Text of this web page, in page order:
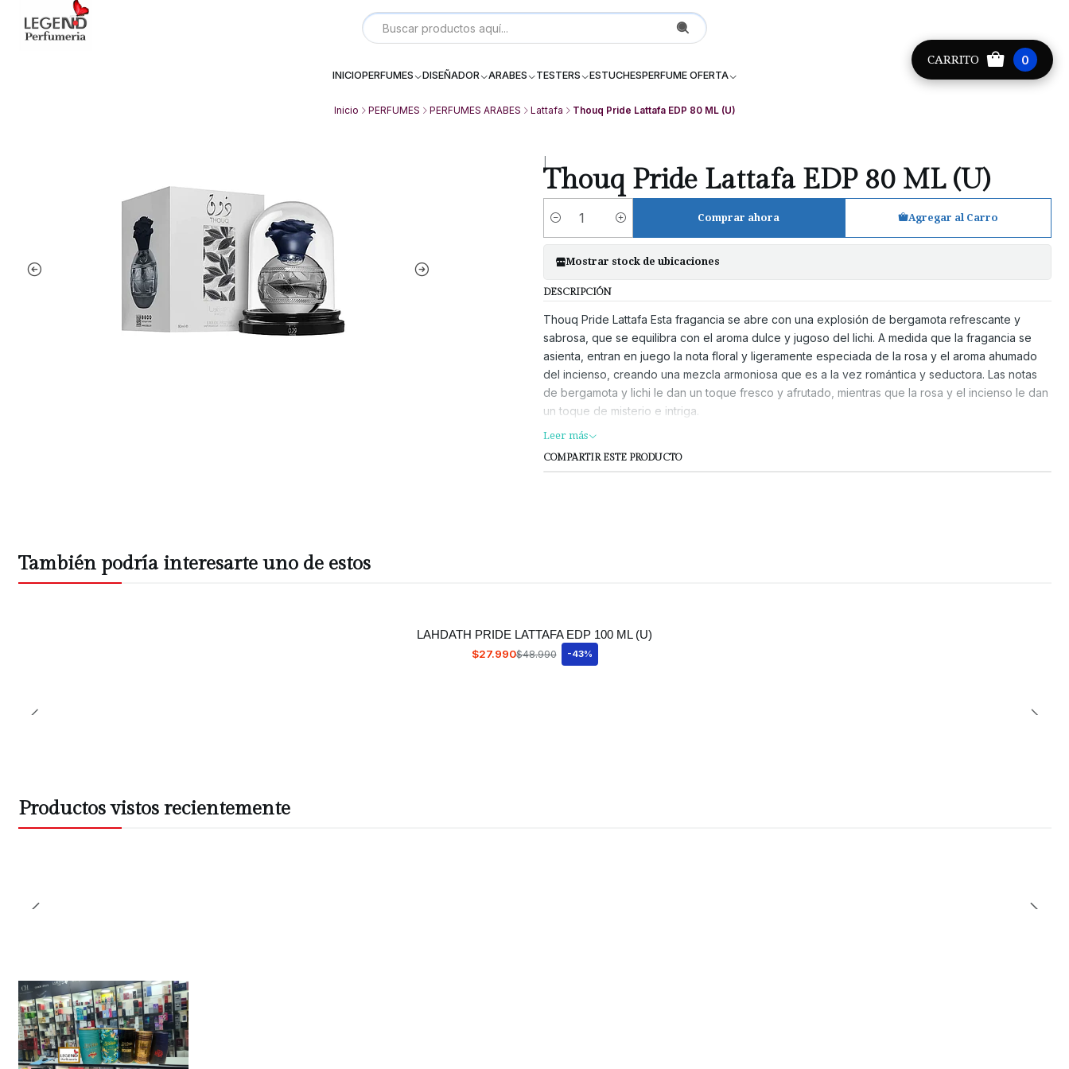
CARRITO 0
INICIOPERFUMES DISEÑADOR ARABES TESTERS ESTUCHESPERFUME OFERTA
Avda Providencia 2234, Local P 6, Subterraneo (--2) Galeria Dos Providencia Santiago - Providencia +56 9 8881 9171
Inicio PERFUMES PERFUMES ARABES Lattafa Thouq Pride Lattafa EDP 80 ML (U)
Thouq Pride Lattafa EDP 80 ML (U)
Cantidad
Agregar al Carro
Comprar ahora
Mostrar stock de ubicaciones
DESCRIPCIÓN
Thouq Pride Lattafa Esta fragancia se abre con una explosión de bergamota refrescante y
sabrosa, que se equilibra con el aroma dulce y jugoso del lichi. A medida que la fragancia se
asienta, entran en juego la nota floral y ligeramente especiada de la rosa y el aroma ahumado
del incienso, creando una mezcla armoniosa que es a la vez romántica y seductora. Las notas
de bergamota y lichi le dan un toque fresco y afrutado, mientras que la rosa y el incienso le dan
un toque de misterio e intriga.
Las notas de ámbar y vetiver brindan una base cálida y acogedora que perdura en la piel, lo
Leer más
COMPARTIR ESTE PRODUCTO
También podría interesarte uno de estos
LAHDATH PRIDE LATTAFA EDP 100 ML (U)
$27.990$48.990 -43%
Productos vistos recientemente